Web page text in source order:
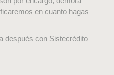
en cuanto hagas
después con Sistecrédito